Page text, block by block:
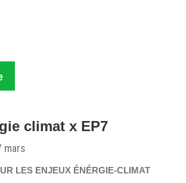
climat x EP7
mars
LES ENJEUX ÉNÉRGIE-CLIMAT